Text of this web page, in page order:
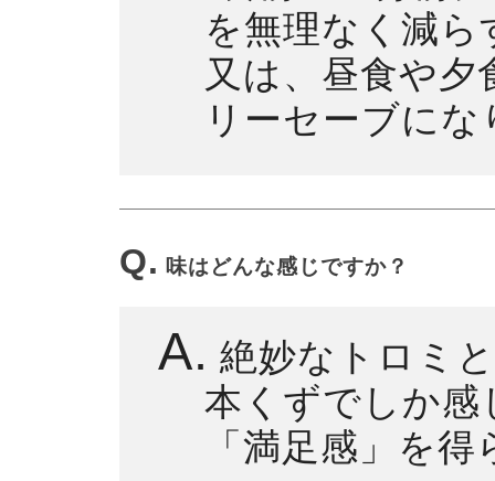
を無理なく減
又は、昼食や
リーセーブに
Q. 味はどんな感じですか？
A. 絶妙なトロミ
本くずでしか
「満足感」を